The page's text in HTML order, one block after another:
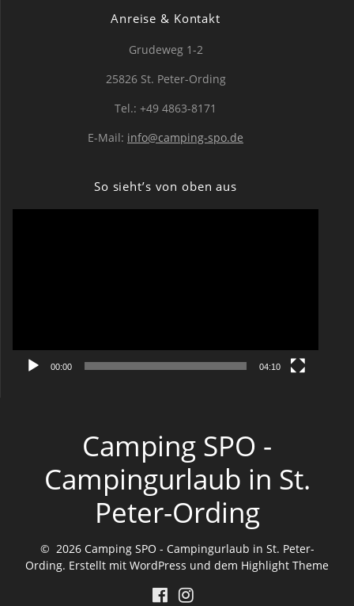
Anreise & Kontakt
Grudeweg 1-2
25826 St. Peter-Ording
Tel.: +49 4863-8171
E-Mail: info@camping-spo.de
So sieht’s von oben aus
00:00 04:10
Camping SPO -
Campingurlaub in St.
Peter-Ording
© 2026 Camping SPO - Campingurlaub in St. Peter-
Ording. Erstellt mit WordPress und dem Highlight Theme